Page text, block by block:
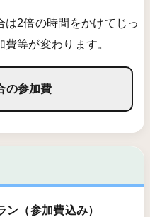
は2倍の時間をかけてじっ
等が変わります。
の参加費
（参加費込み）